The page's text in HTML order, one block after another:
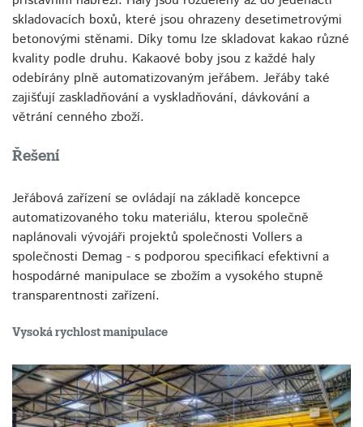
skladovacích boxů, které jsou ohrazeny desetimetrovými
betonovými stěnami. Díky tomu lze skladovat kakao různé
kvality podle druhu. Kakaové boby jsou z každé haly
odebírány plně automatizovaným jeřábem. Jeřáby také
zajišťují zaskladňování a vyskladňování, dávkování a
větrání cenného zboží.
Řešení
Jeřábová zařízení se ovládají na základě koncepce
automatizovaného toku materiálu, kterou společně
naplánovali vývojáři projektů společnosti Vollers a
společnosti Demag - s podporou specifikací efektivní a
hospodárné manipulace se zbožím a vysokého stupně
transparentnosti zařízení.
Vysoká rychlost manipulace